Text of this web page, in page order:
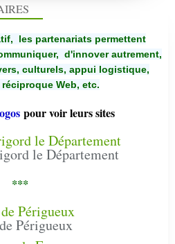
les partenariats permettent
d'innover autrement,
culturels, appui logistique,
Web, etc.
pour voir leurs sites
le Département
***
Périgueux